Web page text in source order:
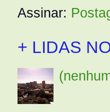
Assinar:
+ LIDAS